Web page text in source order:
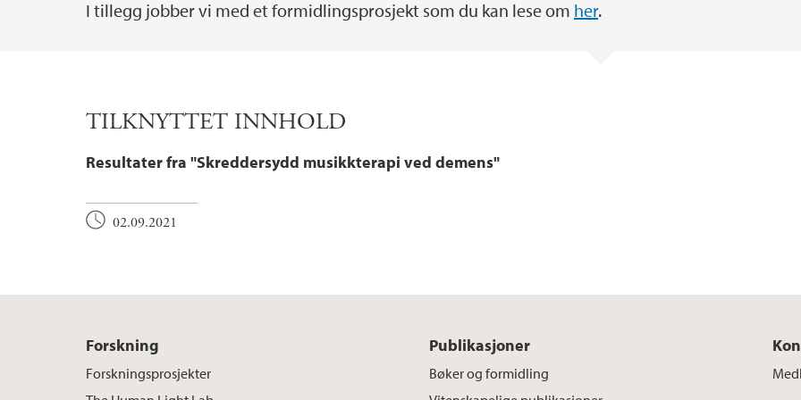
I tillegg jobber vi med et formidlingsprosjekt som du kan lese om her.
TILKNYTTET INNHOLD
Resultater fra "Skreddersydd musikkterapi ved demens"
02.09.2021
Forskning
Forskningsprosjekter
Publikasjoner
Bøker og formidling